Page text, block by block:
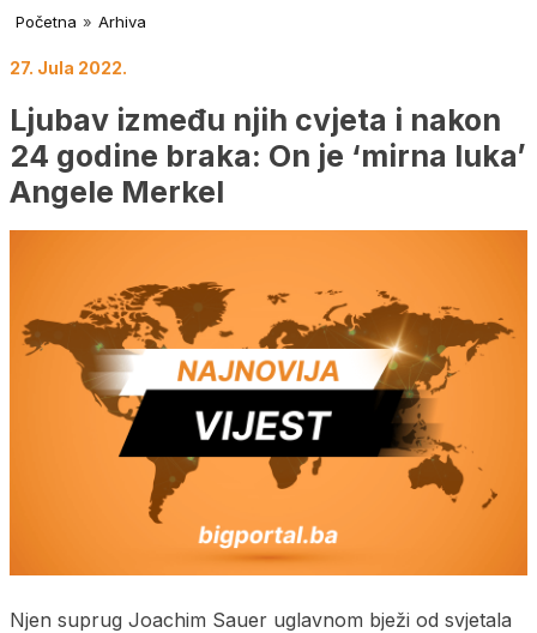
Početna » Arhiva
27. Jula 2022.
Ljubav između njih cvjeta i nakon
24 godine braka: On je ‘mirna luka’
Angele Merkel
Njen suprug Joachim Sauer uglavnom bježi od svjetala